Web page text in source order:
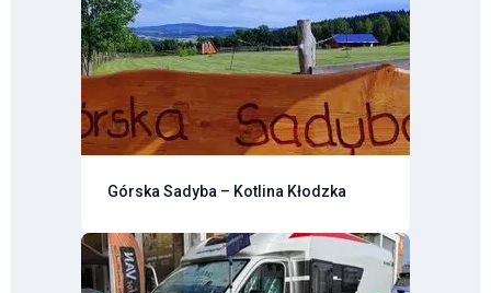
Górska Sadyba – Kotlina Kłodzka